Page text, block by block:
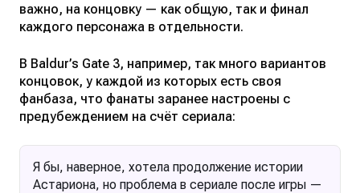
важно, на концовку — как общую, так и финал
каждого персонажа в отдельности.
В Baldur’s Gate 3, например, так много вариантов
концовок, у каждой из которых есть своя
фанбаза, что фанаты заранее настроены с
предубеждением на счёт сериала:
Я бы, наверное, хотела продолжение истории
Астариона, но проблема в сериале после игры —